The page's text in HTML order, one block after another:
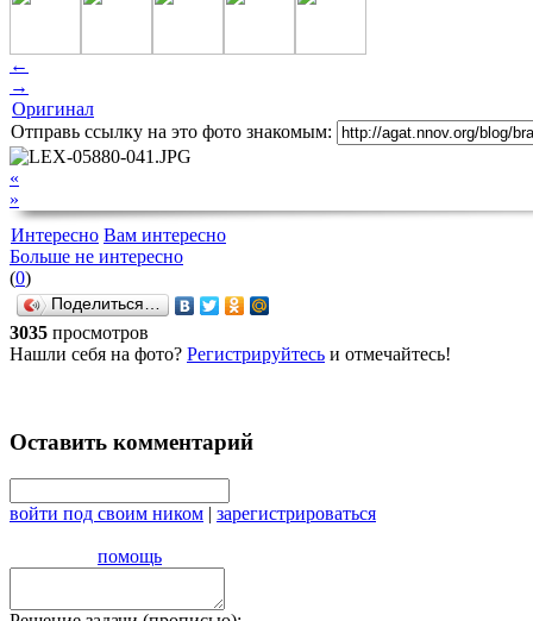
←
→
Оригинал
Отправь ссылку на это фото знакомым:
«
»
Интересно Вам интересно
Больше не интересно
(0)
Поделиться…
3035 просмотров
Нашли себя на фото? Регистрируйтесь и отмечайтесь!
Оставить комментарий
войти под своим ником | зарегистрироваться
помощь